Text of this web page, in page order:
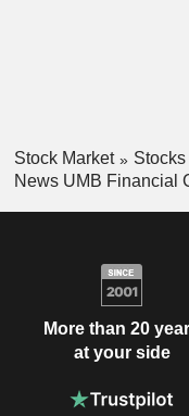
Stock Market Stocks
News UMB Financial
More than 20
at your side